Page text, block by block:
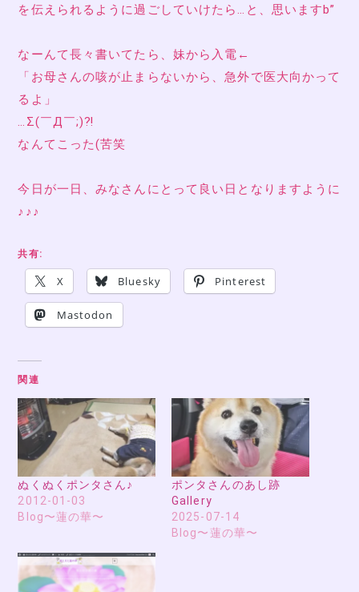
を伝えられるように過ごしていけたら…と、思いますb”
なーんて長々書いてたら、妹から入電←
「お母さんの咳が止まらないから、急外で医大向かって
るよ」
…Σ(￣Д￣;)⁈
なんてこった(苦笑
今日が一日、みなさんにとって良い日となりますように
♪♪♪
共有:
X Bluesky Pinterest
Mastodon
関連
ぬくぬくポンタさん♪
2012-01-03
Blog〜蓮の華〜
ポンタさんのあし跡
Gallery
2025-07-14
Blog〜蓮の華〜